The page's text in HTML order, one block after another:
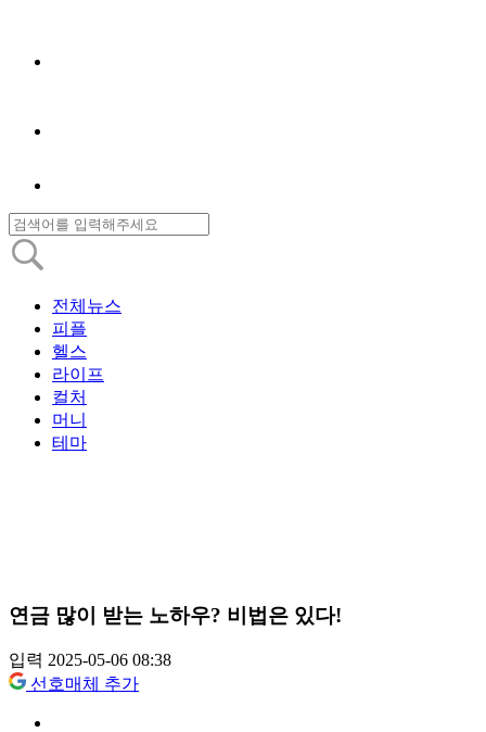
전체뉴스
피플
헬스
라이프
컬처
머니
테마
연금 많이 받는 노하우? 비법은 있다!
입력 2025-05-06 08:38
선호매체 추가